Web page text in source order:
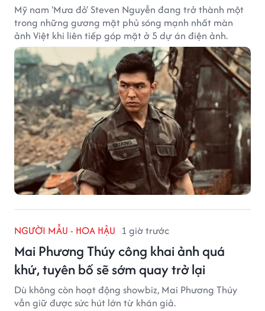
Mỹ nam 'Mưa đỏ' Steven Nguyễn đang trở thành một
trong những gương mặt phủ sóng mạnh nhất màn
ảnh Việt khi liên tiếp góp mặt ở 5 dự án điện ảnh.
NGƯỜI MẪU - HOA HẬU 1 giờ trước
Mai Phương Thúy công khai ảnh quá
khứ, tuyên bố sẽ sớm quay trở lại
Dù không còn hoạt động showbiz, Mai Phương Thúy
vẫn giữ được sức hút lớn từ khán giả.